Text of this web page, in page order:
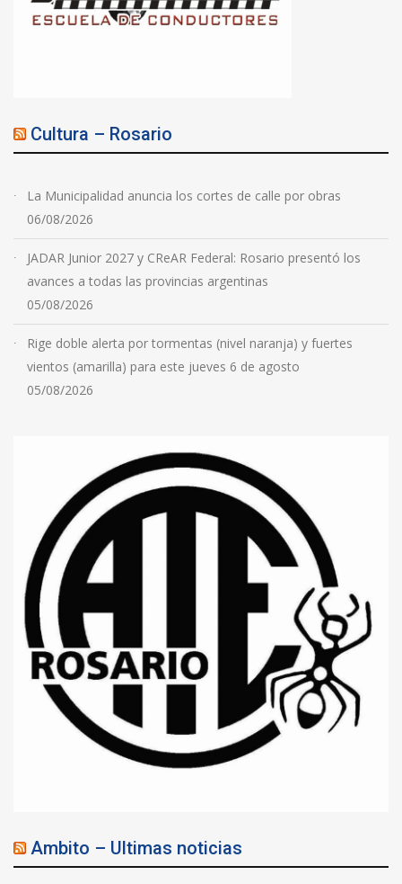
Cultura – Rosario
La Municipalidad anuncia los cortes de calle por obras
06/08/2026
JADAR Junior 2027 y CReAR Federal: Rosario presentó los
avances a todas las provincias argentinas
05/08/2026
Rige doble alerta por tormentas (nivel naranja) y fuertes
vientos (amarilla) para este jueves 6 de agosto
05/08/2026
Ambito – Ultimas noticias